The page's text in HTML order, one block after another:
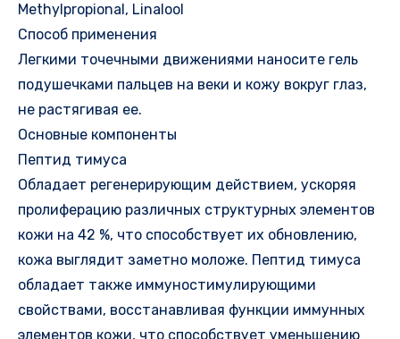
Methylpropional, Linalool
Способ применения
Легкими точечными движениями наносите гель
подушечками пальцев на веки и кожу вокруг глаз,
не растягивая ее.
Основные компоненты
Пептид тимуса
Обладает регенерирующим действием, ускоряя
пролиферацию различных структурных элементов
кожи на 42 %, что способствует их обновлению,
кожа выглядит заметно моложе. Пептид тимуса
обладает также иммуностимулирующими
свойствами, восстанавливая функции иммунных
элементов кожи, что способствует уменьшению